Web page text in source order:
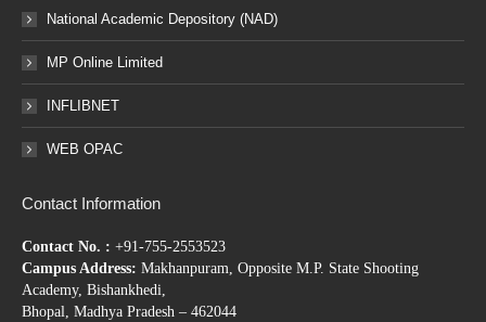
National Academic Depository (NAD)
MP Online Limited
INFLIBNET
WEB OPAC
Contact Information
Contact No. : +91-755-2553523
Campus Address: Makhanpuram, Opposite M.P. State Shooting
Academy, Bishankhedi,
Bhopal, Madhya Pradesh – 462044